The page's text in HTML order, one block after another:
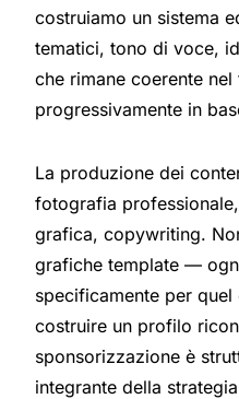
costruiamo un sistema
tematici, tono di voce,
che rimane coerente
progressivamente in
La produzione dei
fotografia
grafica, copywriting.
grafiche template —
specificamente per
costruire un profilo
sponsorizzazione è
integrante della